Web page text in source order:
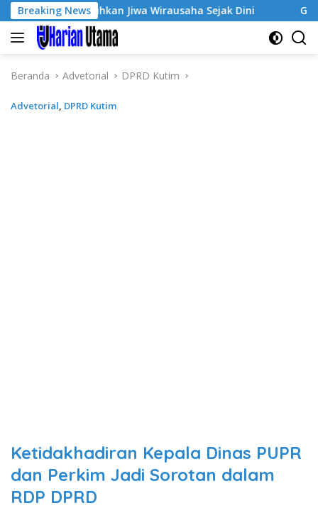
Langsung
ke
konten
Breaking News
3, Tumbuhkan Jiwa Wirausaha Sejak Dini GratisPol
Beranda Advetorial DPRD Kutim
Advetorial, DPRD Kutim
Ketidakhadiran Kepala Dinas PUPR
dan Perkim Jadi Sorotan dalam
RDP DPRD